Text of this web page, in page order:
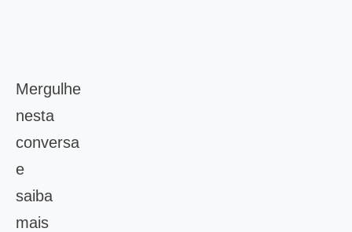
Mergulhe
nesta
conversa
e
saiba
mais